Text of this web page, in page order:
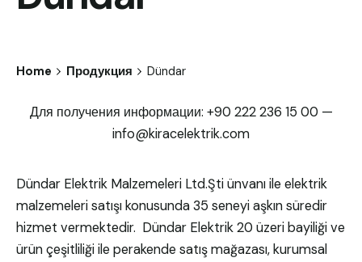
Home Продукция Dündar
Для получения информации: +90 222 236 15 00 —
info@kiracelektrik.com
Dündar Elektrik Malzemeleri Ltd.Şti ünvanı ile elektrik
malzemeleri satışı konusunda 35 seneyi aşkın süredir
hizmet vermektedir. Dündar Elektrik 20 üzeri bayiliği ve
ürün çeşitliliği ile perakende satış mağazası, kurumsal